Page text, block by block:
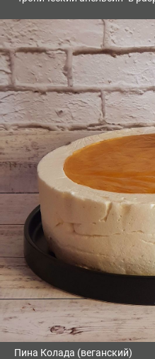
Пина Колада (веганский)